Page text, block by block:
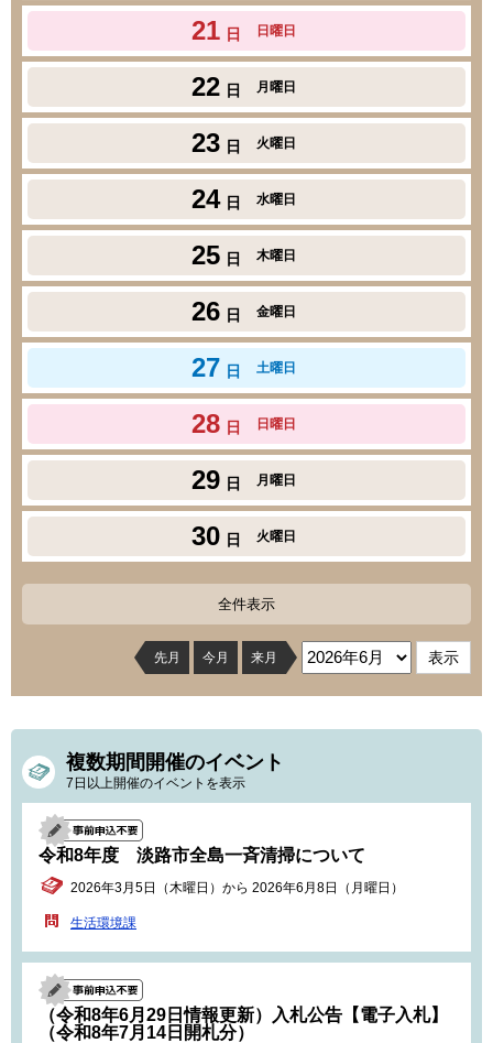
21 日 日曜日
22 日 月曜日
23 日 火曜日
24 日 水曜日
25 日 木曜日
26 日 金曜日
27 日 土曜日
28 日 日曜日
29 日 月曜日
30 日 火曜日
全件表示
先月 今月 来月
複数期間開催のイベント
7日以上開催のイベントを表示
令和8年度 淡路市全島一斉清掃について
2026年3月5日（木曜日）から 2026年6月8日（月曜日）
生活環境課
（令和8年6月29日情報更新）入札公告【電子入札】
（令和8年7月14日開札分）